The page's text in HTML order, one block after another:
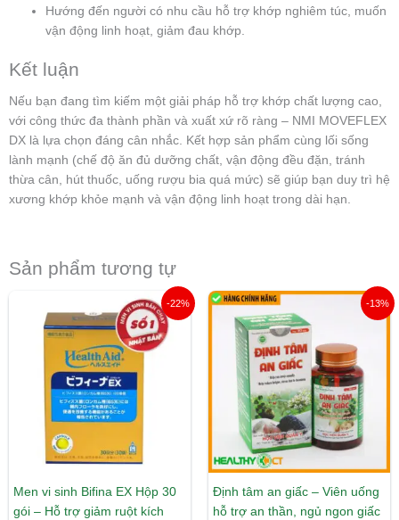
Hướng đến người có nhu cầu hỗ trợ khớp nghiêm túc, muốn
vận động linh hoạt, giảm đau khớp.
Kết luận
Nếu bạn đang tìm kiếm một giải pháp hỗ trợ khớp chất lượng cao,
với công thức đa thành phần và xuất xứ rõ ràng – NMI MOVEFLEX
DX là lựa chọn đáng cân nhắc. Kết hợp sản phẩm cùng lối sống
lành mạnh (chế độ ăn đủ dưỡng chất, vận động đều đặn, tránh
thừa cân, hút thuốc, uống rượu bia quá mức) sẽ giúp bạn duy trì hệ
xương khớp khỏe mạnh và vận động linh hoạt trong dài hạn.
Sản phẩm tương tự
-22%
Men vi sinh Bifina EX Hộp 30
gói – Hỗ trợ giảm ruột kích
gốc
là:
1.740.000 ₫.
Giá
hiện
tại
là:
-13%
Định tâm an giấc – Viên uống
hỗ trợ an thần, ngủ ngon giấc
Khoảng
giá:
đến